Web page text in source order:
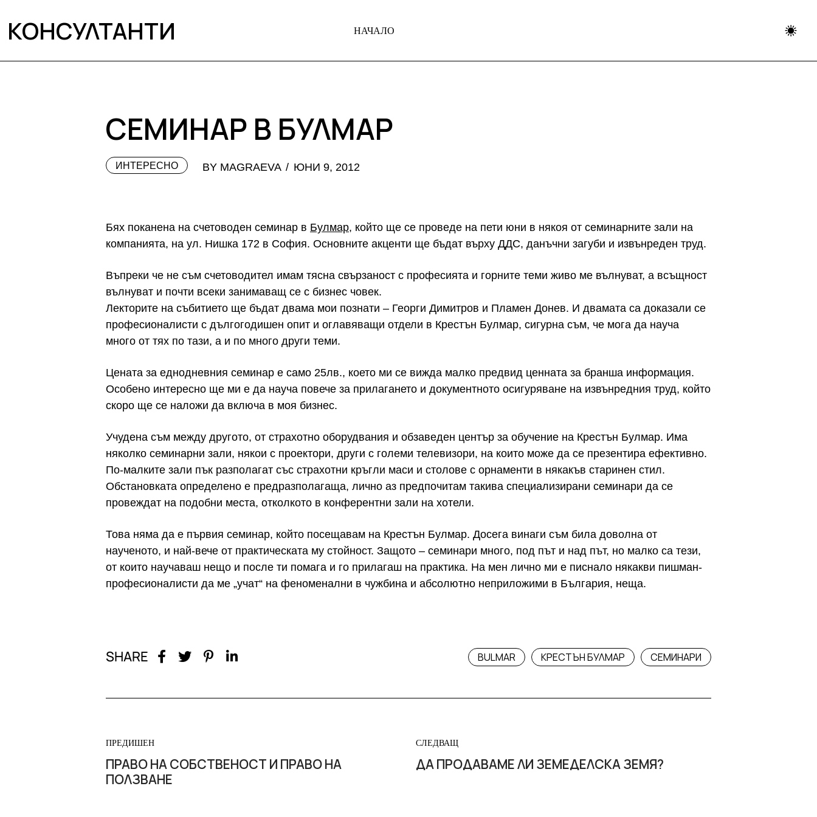
КОНСУЛТАНТИ НАЧАЛО
СЕМИНАР В БУЛМАР
ИНТЕРЕСНО BY MAGRAEVA ЮНИ 9, 2012
Бях поканена на счетоводен семинар в Булмар, който ще се проведе на пети юни в някоя от семинарните зали на
компанията, на ул. Нишка 172 в София. Основните акценти ще бъдат върху ДДС, данъчни загуби и извънреден труд.
Въпреки че не съм счетоводител имам тясна свързаност с професията и горните теми живо ме вълнуват, а всъщност
вълнуват и почти всеки занимаващ се с бизнес човек.
Лекторите на събитието ще бъдат двама мои познати – Георги Димитров и Пламен Донев. И двамата са доказали се
професионалисти с дългогодишен опит и оглавяващи отдели в Крестън Булмар, сигурна съм, че мога да науча
много от тях по тази, а и по много други теми.
Цената за еднодневния семинар е само 25лв., което ми се вижда малко предвид ценната за бранша информация.
Особено интересно ще ми е да науча повече за прилагането и документното осигуряване на извънредния труд, който
скоро ще се наложи да включа в моя бизнес.
Учудена съм между другото, от страхотно оборудвания и обзаведен център за обучение на Крестън Булмар. Има
няколко семинарни зали, някои с проектори, други с големи телевизори, на които може да се презентира ефективно.
По-малките зали пък разполагат със страхотни кръгли маси и столове с орнаменти в някакъв старинен стил.
Обстановката определено е предразполагаща, лично аз предпочитам такива специализирани семинари да се
провеждат на подобни места, отколкото в конферентни зали на хотели.
Това няма да е първия семинар, който посещавам на Крестън Булмар. Досега винаги съм била доволна от
наученото, и най-вече от практическата му стойност. Защото – семинари много, под път и над път, но малко са тези,
от които научаваш нещо и после ти помага и го прилагаш на практика. На мен лично ми е писнало някакви пишман-
професионалисти да ме „учат“ на феноменални в чужбина и абсолютно неприложими в България, неща.
SHARE BULMAR КРЕСТЪН БУЛМАР СЕМИНАРИ
ПРЕДИШЕН
ПРАВО НА СОБСТВЕНОСТ И ПРАВО НА
ПОЛЗВАНЕ
СЛЕДВАЩ
ДА ПРОДАВАМЕ ЛИ ЗЕМЕДЕЛСКА ЗЕМЯ?